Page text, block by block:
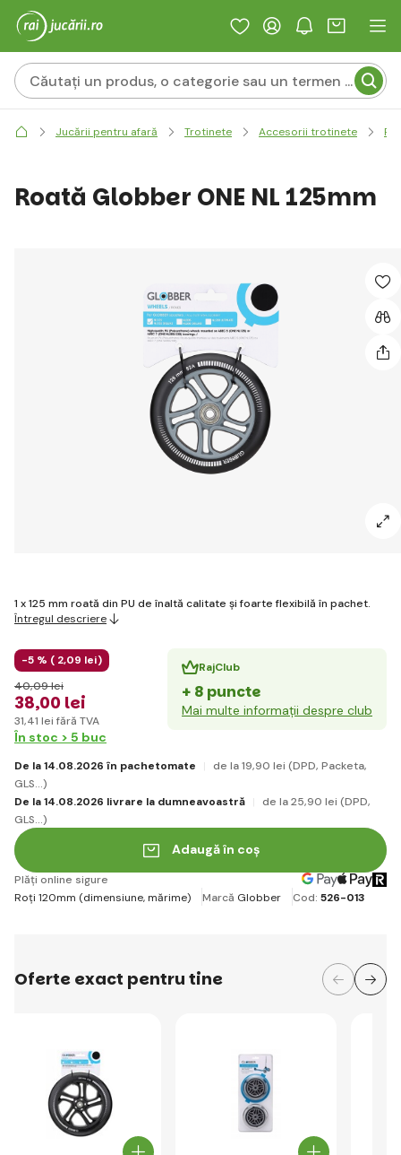
Jucării pentru afară Trotinete Accesorii trotinete
Roată Globber ONE NL 125mm
1 x 125 mm roată din PU de înaltă calitate și foarte flexibilă în pachet.
Întregul descriere
-5 % ( 2,09 lei)
38,00 lei
40,09 lei
31,41 lei fără TVA
RajClub
+ 8 puncte
Mai multe informații despre club
În stoc > 5 buc
De la 14.08.2026 în pachetomate de la 19,90 lei (DPD, Packeta,
GLS...)
De la 14.08.2026 livrare la dumneavoastră
de la 25,90 lei (DPD,
GLS...)
Adaugă în coș
Plăți online sigure
Roți 120mm (dimensiune, mărime)
Marcă Globber Cod: 526-013
Oferte exact pentru tine